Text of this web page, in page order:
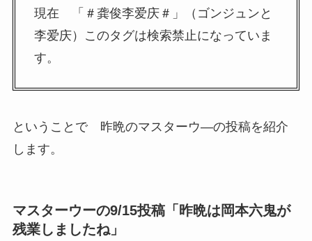
現在 「＃龚俊李爱庆＃」（ゴンジュンと
李爱庆）このタグは検索禁止になっていま
す。
ということで 昨晩のマスターウ―の投稿を紹介
します。
マスターウーの9/15投稿「昨晩は岡本六鬼が
残業しましたね」